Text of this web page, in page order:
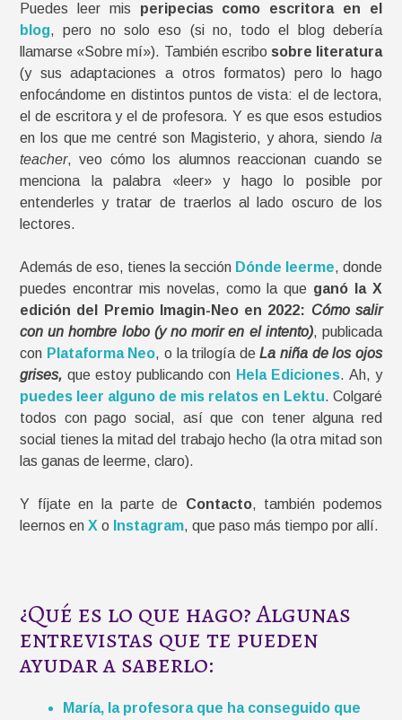
Puedes leer mis peripecias como escritora en el
blog, pero no solo eso (si no, todo el blog debería
llamarse «Sobre mí»). También escribo sobre literatura
(y sus adaptaciones a otros formatos) pero lo hago
enfocándome en distintos puntos de vista: el de lectora,
el de escritora y el de profesora. Y es que esos estudios
en los que me centré son Magisterio, y ahora, siendo la
teacher, veo cómo los alumnos reaccionan cuando se
menciona la palabra «leer» y hago lo posible por
entenderles y tratar de traerlos al lado oscuro de los
lectores.
Además de eso, tienes la sección Dónde leerme, donde
puedes encontrar mis novelas, como la que ganó la X
edición del Premio Imagin-Neo en 2022: Cómo salir
con un hombre lobo (y no morir en el intento), publicada
con Plataforma Neo, o la trilogía deLa niña de los ojos
grises, que estoy publicando con Hela Ediciones. Ah, y
puedes leer alguno de mis relatos en Lektu. Colgaré
todos con pago social, así que con tener alguna red
social tienes la mitad del trabajo hecho (la otra mitad son
las ganas de leerme, claro).
Y fíjate en la parte de Contacto, también podemos
leernos en X o Instagram, que paso más tiempo por allí.
¿Qué es lo que hago? Algunas
entrevistas que te pueden
ayudar a saberlo:
María, la profesora que ha conseguido que